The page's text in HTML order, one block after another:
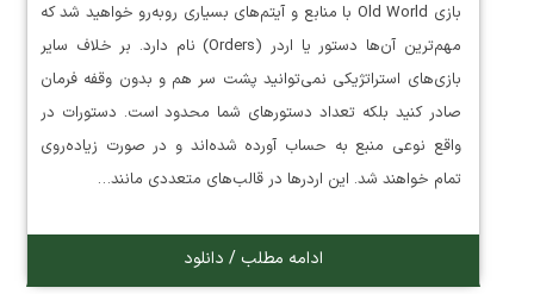
بازی Old World با منابع و آیتم‌های بسیاری روبه‌رو خواهید شد که
مهم‌ترین آن‌ها دستور یا اردر (Orders) نام دارد. بر خلاف سایر
بازی‌های استراتژیکی نمی‌توانید پشت سر هم و بدون وقفه فرمان
صادر کنید بلکه تعداد دستورهای شما محدود است. دستورات در
واقع نوعی منبع به حساب آورده شده‌اند و در صورت زیاده‌روی
تمام خواهند شد. این اردرها در قالب‌های متعددی مانند…
ادامه مطلب / دانلود